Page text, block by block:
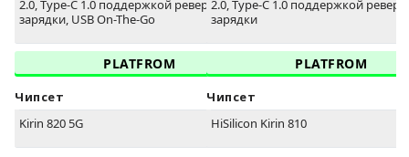
2.0, Type-C 1.0 поддержкой реверсивной
зарядки, USB On-The-Go
PLATFROM
Чипсет
Kirin 820 5G
2.0, Type-C 1.0 поддержкой
зарядки
PLATFROM
Чипсет
HiSilicon Kirin 810